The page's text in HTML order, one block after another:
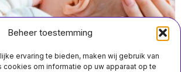
Beheer toestemming
ervaring te bieden, maken wij gebruik van
om informatie op uw apparaat op te